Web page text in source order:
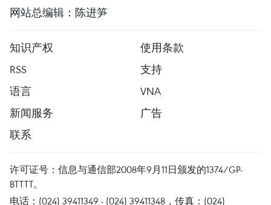
网站总编辑：陈进笋
知识产权
使用条款
RSS
支持
语言
VNA
新闻服务
广告
联系
许可证号：信息与通信部2008年9月11日颁发的1374/GP-
BTTTT。
电话：(024) 39411349 - (024) 39411348，传真：(024)